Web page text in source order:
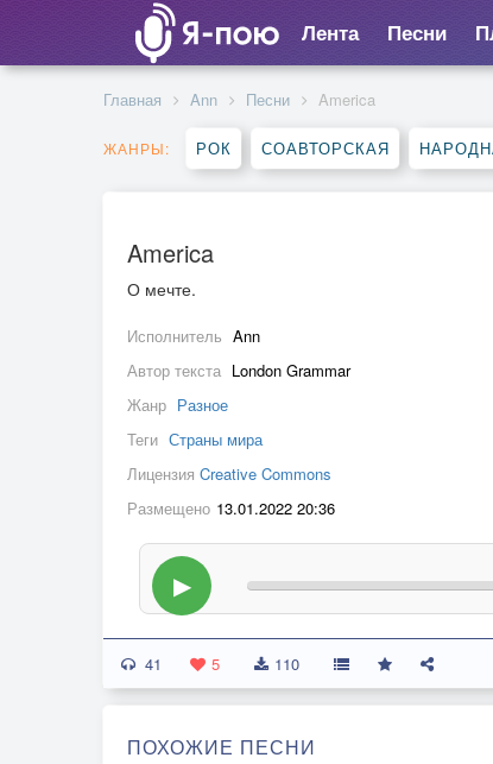
Лента Песни
Главная Ann Песни America
ЖАНРЫ: РОК СОАВТОРСКАЯ
America
О мечте.
Исполнитель Ann
Автор текста London Grammar
Жанр Разное
Теги Страны мира
Лицензия Creative Commons
Размещено 13.01.2022 20:36
▶
41 5 110
ПОХОЖИЕ ПЕСНИ